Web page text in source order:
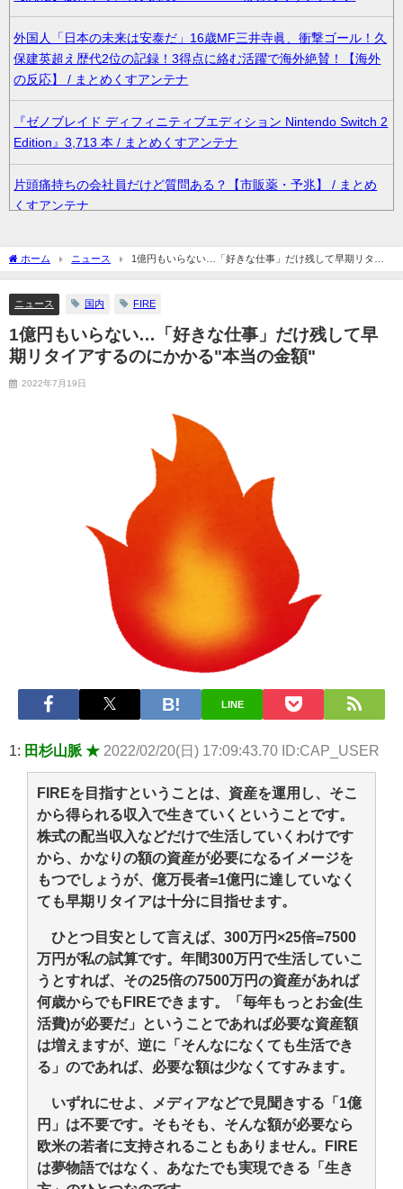
外国人「日本の未来は安泰だ」16歳MF三井寺眞、衝撃ゴール！久
保建英超え歴代2位の記録！3得点に絡む活躍で海外絶賛！【海外
の反応】 / まとめくすアンテナ
『ゼノブレイド ディフィニティブエディション Nintendo Switch 2
Edition』3,713 本 / まとめくすアンテナ
片頭痛持ちの会社員だけど質問ある？【市販薬・予兆】 / まとめ
くすアンテナ
？？？「ゲーム実況なんて誰でもできる」わい「ほーん」 / まと
めくすアンテナ
36歳の彼女と結婚したいのに、家族が猛反対。家族から信じられ
ない言葉が飛び出した… 他 / 2chnaviヘッドライン
【画像】長濱ねる(27歳)の乳がヤバイと話題にｗｗｗｗ1700万バ
ズｗｗｗｗｗｗｗｗｗｗ 他 / 2chnaviヘッドライン
【画像】人気Vチューバーさん、とんでもない姿を披露ｗｗｗｗｗ
ｗｗｗｗｗ 他 / 2chnaviヘッドライン
【悲報】2050年の日本、独身ボッチ祭りが現実になるとかｗｗｗ
ｗ 他 / 2chnaviヘッドライン
Powered by livedoor 相互RSS
ホーム ニュース
1億円もいらない…「好きな仕事」だけ残して早期リタイ
アするのにかかる"本当の金額"
ニュース 国内 FIRE
1億円もいらない…「好きな仕事」だけ残して早
期リタイアするのにかかる"本当の金額"
2022年7月19日
LINE
1: 田杉山脈 ★ 2022/02/20(日) 17:09:43.70 ID:CAP_USER
FIREを目指すということは、資産を運用し、そこ
から得られる収入で生きていくということです。
株式の配当収入などだけで生活していくわけです
から、かなりの額の資産が必要になるイメージを
もつでしょうが、億万長者=1億円に達していなく
ても早期リタイアは十分に目指せます。
ひとつ目安として言えば、300万円×25倍=7500
万円が私の試算です。年間300万円で生活していこ
うとすれば、その25倍の7500万円の資産があれば
何歳からでもFIREできます。「毎年もっとお金(生
活費)が必要だ」ということであれば必要な資産額
は増えますが、逆に「そんなになくても生活でき
る」のであれば、必要な額は少なくてすみます。
いずれにせよ、メディアなどで見聞きする「1億
円」は不要です。そもそも、そんな額が必要なら
欧米の若者に支持されることもありません。FIRE
は夢物語ではなく、あなたでも実現できる「生き